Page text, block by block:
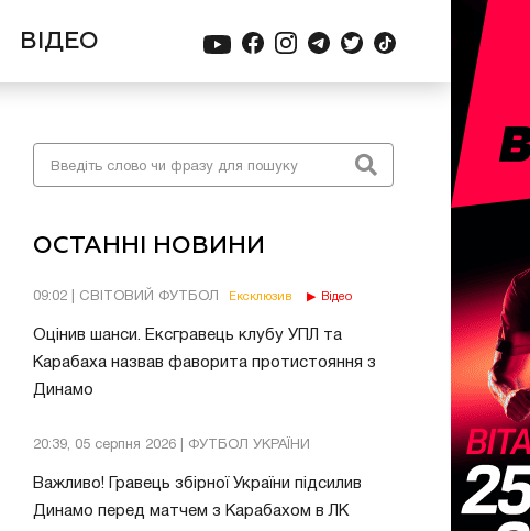
ВІДЕО
ОСТАННІ НОВИНИ
09:02 | СВІТОВИЙ ФУТБОЛ Ексклюзив Відео
Оцінив шанси. Ексгравець клубу УПЛ та
Карабаха назвав фаворита протистояння з
Динамо
20:39, 05 серпня 2026 | ФУТБОЛ УКРАЇНИ
Важливо! Гравець збірної України підсилив
Динамо перед матчем з Карабахом в ЛК